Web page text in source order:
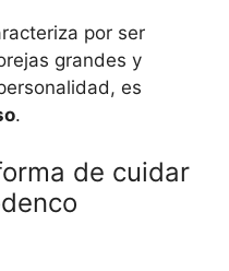
por ser
grandes y
es
.
de cuidar